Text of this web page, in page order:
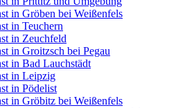
in Gröben bei Weißenfels
in Teuchern
in Zeuchfeld
in Groitzsch bei Pegau
in Bad Lauchstädt
in Leipzig
in Pödelist
in Gröbitz bei Weißenfels